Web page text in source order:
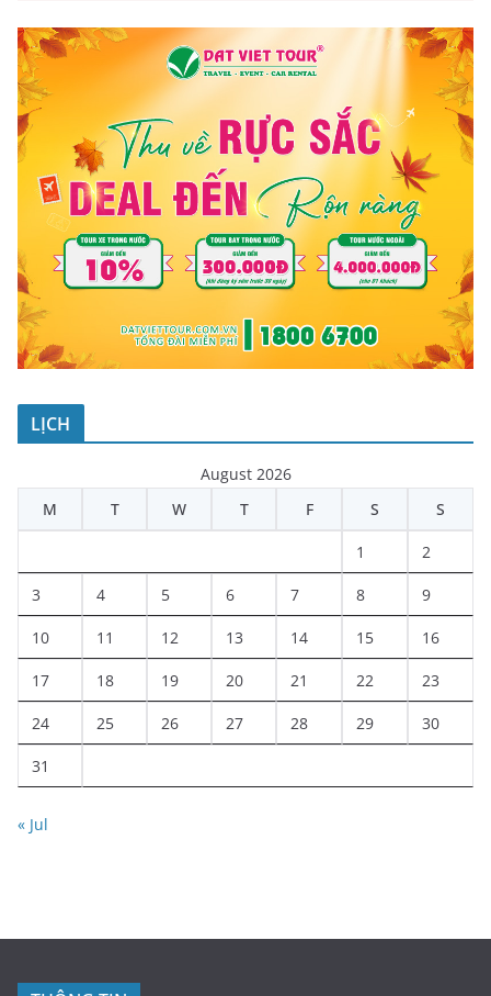
LỊCH
August 2026
M
T W T F S S
1 2
3 4 5 6 7 8 9
10 11 12 13 14 15 16
17 18 19 20 21 22 23
24 25 26 27 28 29 30
31
« Jul